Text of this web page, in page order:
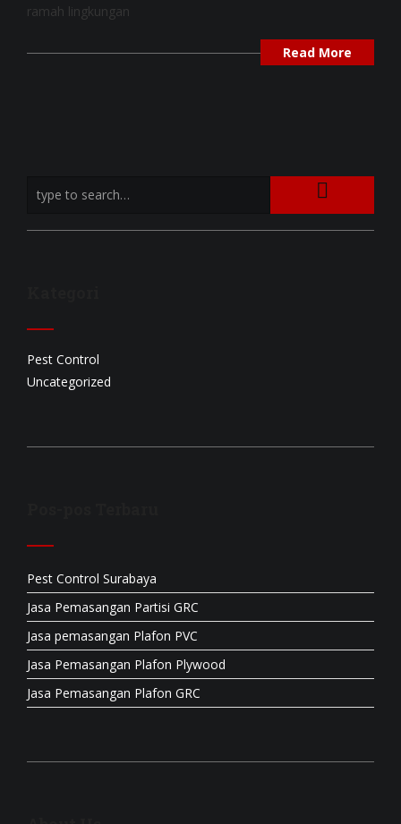
ramah lingkungan
Read More
Pest Control
Uncategorized
Pest Control Surabaya
Jasa Pemasangan Partisi GRC
Jasa pemasangan Plafon PVC
Jasa Pemasangan Plafon Plywood
Jasa Pemasangan Plafon GRC